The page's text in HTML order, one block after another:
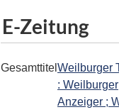
E-Zeitung
Gesamttitel Weilburger
: Weilburger
Anzeiger ;